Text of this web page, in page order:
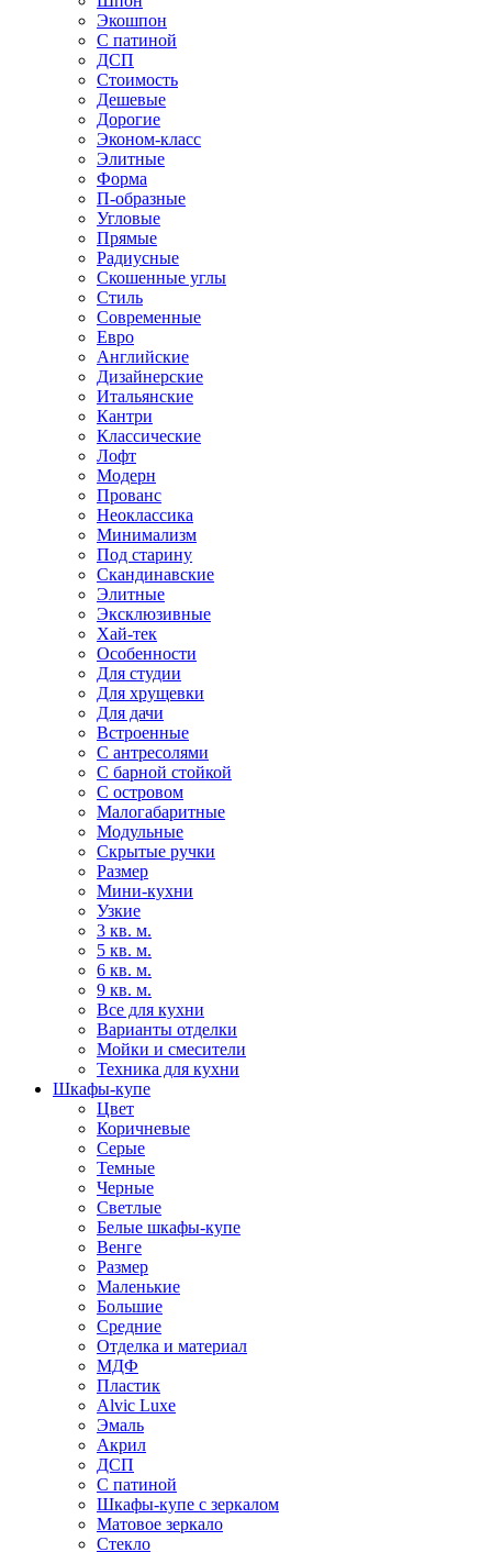
Экошпон
С патиной
ДСП
Стоимость
Дешевые
Дорогие
Эконом-класс
Элитные
Форма
П-образные
Угловые
Прямые
Радиусные
Скошенные углы
Стиль
Современные
Евро
Английские
Дизайнерские
Итальянские
Кантри
Классические
Лофт
Модерн
Прованс
Неоклассика
Минимализм
Под старину
Скандинавские
Элитные
Эксклюзивные
Хай-тек
Особенности
Для студии
Для хрущевки
Для дачи
Встроенные
С антресолями
С барной стойкой
С островом
Малогабаритные
Модульные
Скрытые ручки
Размер
Мини-кухни
Узкие
3 кв. м.
5 кв. м.
6 кв. м.
9 кв. м.
Все для кухни
Варианты отделки
Мойки и смесители
Техника для кухни
Шкафы-купе
Цвет
Коричневые
Серые
Темные
Черные
Светлые
Белые шкафы-купе
Венге
Размер
Маленькие
Большие
Средние
Отделка и материал
МДФ
Пластик
Alvic Luxe
Эмаль
Акрил
ДСП
С патиной
Шкафы-купе с зеркалом
Матовое зеркало
Стекло